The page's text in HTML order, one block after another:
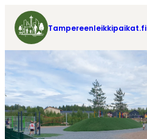
Tampereenleikkipaikat.fi